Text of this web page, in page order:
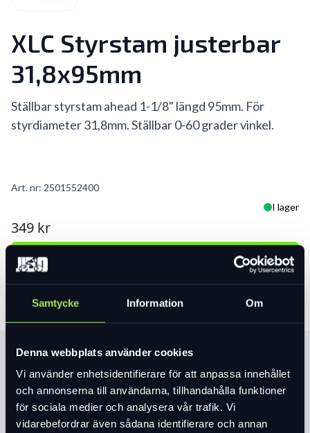
Samtycke Information Om
Denna webbplats använder cookies
Vi använder enhetsidentifierare för att anpassa innehållet
och annonserna till användarna, tillhandahålla funktioner
för sociala medier och analysera vår trafik. Vi
vidarebefordrar även sådana identifierare och annan
XLC Styrstam justerbar
31,8x95mm
Ställbar styrstam ahead 1-1/8" längd 95mm. För
styrdiameter 31,8mm. Ställbar 0-60 grader vinkel.
Art. nr: 2501552400
I lager
349 kr
Produktinformation
Läs merexpand_more